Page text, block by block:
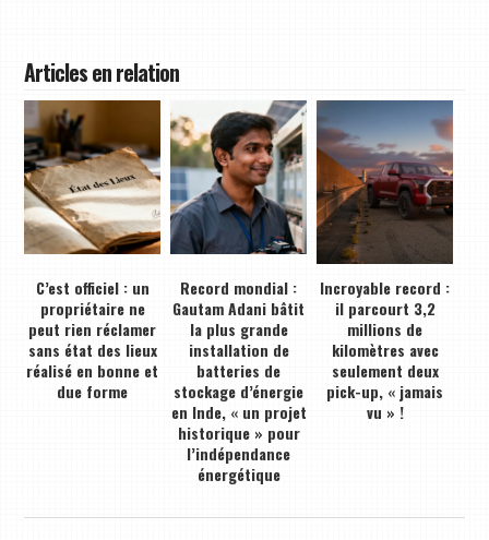
Articles en relation
C’est officiel : un
propriétaire ne
peut rien réclamer
sans état des lieux
réalisé en bonne et
due forme
Record mondial :
Gautam Adani bâtit
la plus grande
installation de
batteries de
stockage d’énergie
en Inde, « un projet
historique » pour
l’indépendance
énergétique
Incroyable record :
il parcourt 3,2
millions de
kilomètres avec
seulement deux
pick-up, « jamais
vu » !